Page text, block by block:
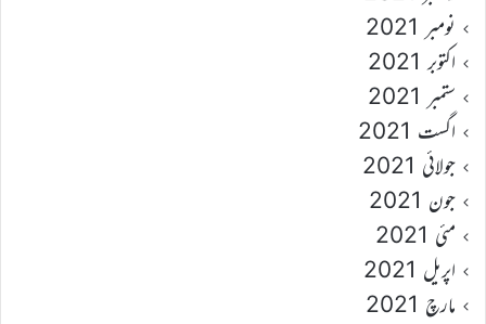
نومبر 2021
اکتوبر 2021
ستمبر 2021
اگست 2021
جولائی 2021
جون 2021
مئی 2021
اپریل 2021
مارچ 2021